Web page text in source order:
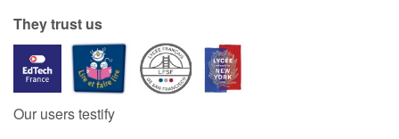
They trust us
Our users testify